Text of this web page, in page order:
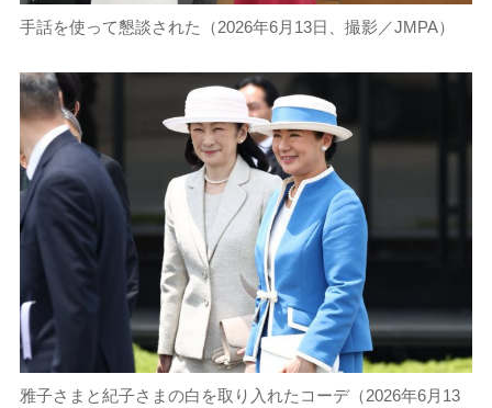
手話を使って懇談された（2026年6月13日、撮影／JMPA）
雅子さまと紀子さまの白を取り入れたコーデ（2026年6月13